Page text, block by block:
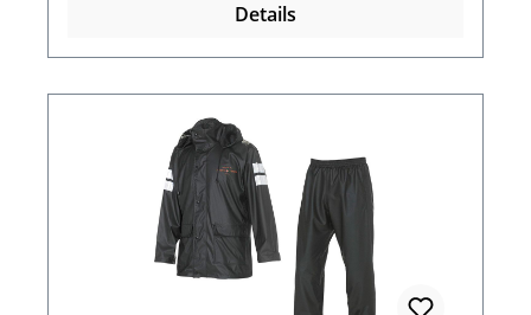
Details